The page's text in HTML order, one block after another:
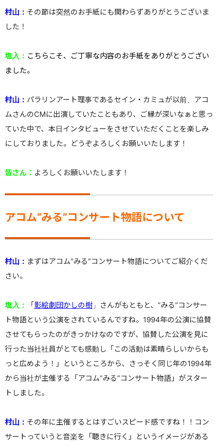
村山： その節は突然のお手紙にも関わらずありがとうございま
した！
塩入： こちらこそ、ご丁寧な内容のお手紙をありがとうござい
ました。
村山： パラリンアート理事であるセイン・カミュが以前、アコ
ムさんのCMに出演していたこともあり、ご縁が深いなぁと思っ
ていた中で、本日インタビューをさせていただくことを楽しみ
にしておりました。どうぞよろしくお願いいたします！
皆さん： よろしくお願いいたします！
アコム“みる”コンサート物語について
村山： まずはアコム“みる”コンサート物語についてご紹介くだ
さい。
塩入： 「 影絵劇団かしの樹 」さんがもともと、“みる”コンサー
ト物語という公演をされているんですね。1994年の公演に協賛
させてもらったのがきっかけなのですが、協賛した公演を見に
行った当社社員がとても感動し「この活動は素晴らしいからも
っと広めよう！」というところから、さっそく同じ年の1994年
から当社が主催する「アコム“みる”コンサート物語」がスター
トしました。
村山： その年に主催するとはすごいスピード感ですね！！コン
サートっていうと音楽を「聴きに行く」というイメージがある